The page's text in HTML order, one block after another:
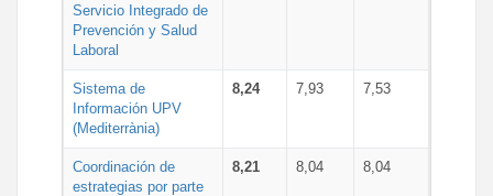
Servicio Integrado de
Prevención y Salud
Laboral
Sistema de
Información UPV
(Mediterrània)
8,24 7,93 7,53
Coordinación de
estrategias por parte
8,21 8,04 8,04